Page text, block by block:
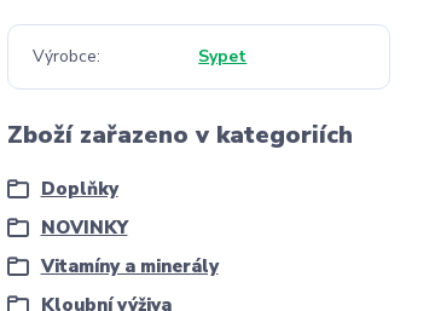
Výrobce Sypet
Zboží zařazeno v kategoriích
Doplňky
NOVINKY
Vitamíny a minerály
Kloubní výživa